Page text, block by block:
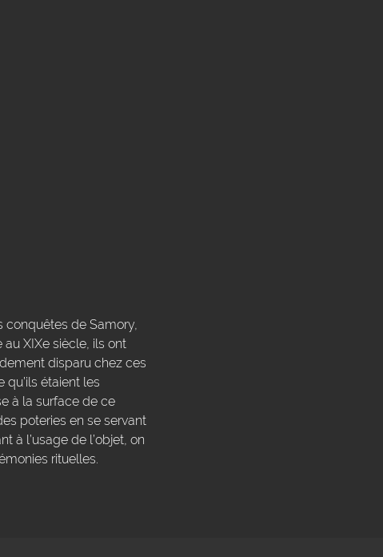
conquêtes de Samory,
XIXe siècle, ils ont
disparu chez ces
étaient les
à la surface de ce
poteries en se servant
à l’usage de l’objet, on
rituelles.